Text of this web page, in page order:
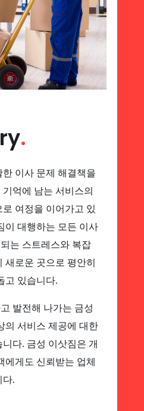
.
이사 문제 해결책을
억에 남는 서비스의
여정을 이어가고 있
이 대행하는 모든 이사
는 스트레스와 복잡
새로운 곳으로 평안히
고 있습니다.
발전해 나가는 금성
의 서비스 제공에 대한
다. 금성 이삿짐은 개
에게도 신뢰받는 업체
.